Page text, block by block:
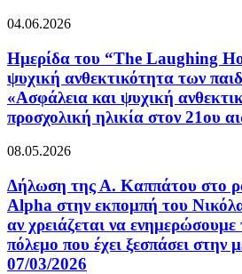
04.06.2026
Ημερίδα του “The Laughing
ψυχική ανθεκτικότητα των
«Ασφάλεια και ψυχική
προσχολική ηλικία στον 21ου
08.05.2026
Δήλωση της Α. Καππάτου στο
Alpha στην εκπομπή του
αν χρειάζεται να ενημερώσουμε
πόλεμο που έχει ξεσπάσει στην
07/03/2026